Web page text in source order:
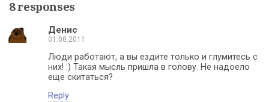
8 responses
Денис
01.08.2011
Люди работают, а вы ездите только и глумитесь с
них! :) Такая мысль пришла в голову. Не надоело
еще скитаться?
Reply